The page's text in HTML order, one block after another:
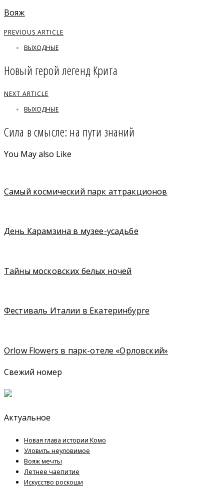
Вояж
PREVIOUS ARTICLE
ВЫХОДНЫЕ
Новый герой легенд Крита
NEXT ARTICLE
ВЫХОДНЫЕ
Сила в смысле: на пути знаний
You May also Like
Самый космический парк аттракционов
День Карамзина в музее-усадьбе
Тайны московских белых ночей
Фестиваль Италии в Екатеринбурге
Orlow Flowers в парк-отеле «Орловский»
Свежий номер
Актуальное
Новая глава истории Комо
Уловить неуловимое
Вояж мечты
Летнее чаепитие
Искусство роскоши